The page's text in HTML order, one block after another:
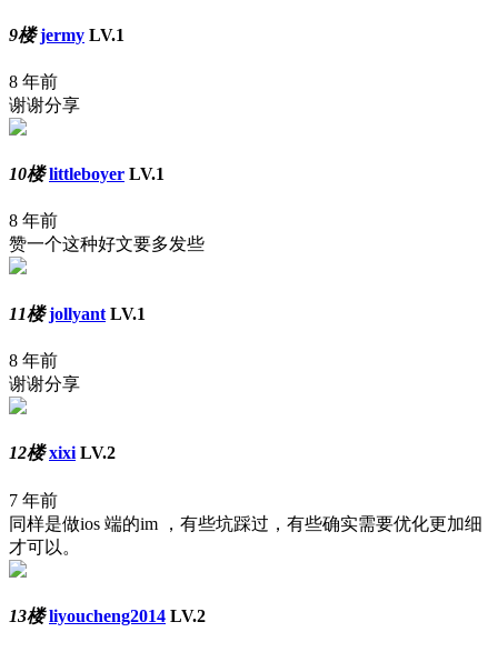
9楼 jermy LV.1
8 年前
谢谢分享
10楼 littleboyer LV.1
8 年前
赞一个这种好文要多发些
11楼 jollyant LV.1
8 年前
谢谢分享
12楼 xixi LV.2
7 年前
同样是做ios 端的im ，有些坑踩过，有些确实需要优化更加细
才可以。
13楼 liyoucheng2014 LV.2